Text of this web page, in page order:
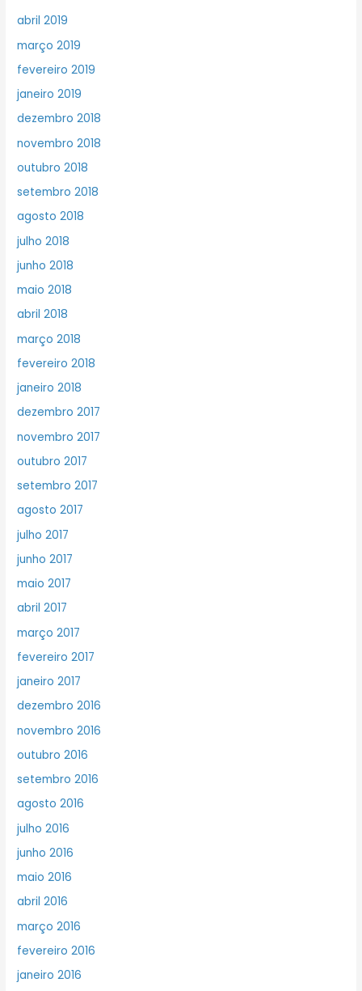
abril 2019
março 2019
fevereiro 2019
janeiro 2019
dezembro 2018
novembro 2018
outubro 2018
setembro 2018
agosto 2018
julho 2018
junho 2018
maio 2018
abril 2018
março 2018
fevereiro 2018
janeiro 2018
dezembro 2017
novembro 2017
outubro 2017
setembro 2017
agosto 2017
julho 2017
junho 2017
maio 2017
abril 2017
março 2017
fevereiro 2017
janeiro 2017
dezembro 2016
novembro 2016
outubro 2016
setembro 2016
agosto 2016
julho 2016
junho 2016
maio 2016
abril 2016
março 2016
fevereiro 2016
janeiro 2016